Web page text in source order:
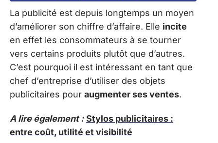
La publicité est depuis longtemps un moyen
d’améliorer son chiffre d’affaire. Elle incite
en effet les consommateurs à se tourner
vers certains produits plutôt que d’autres.
C’est pourquoi il est intéressant en tant que
chef d’entreprise d’utiliser des objets
publicitaires pour augmenter ses ventes.
A lire également : Stylos publicitaires :
entre coût, utilité et visibilité